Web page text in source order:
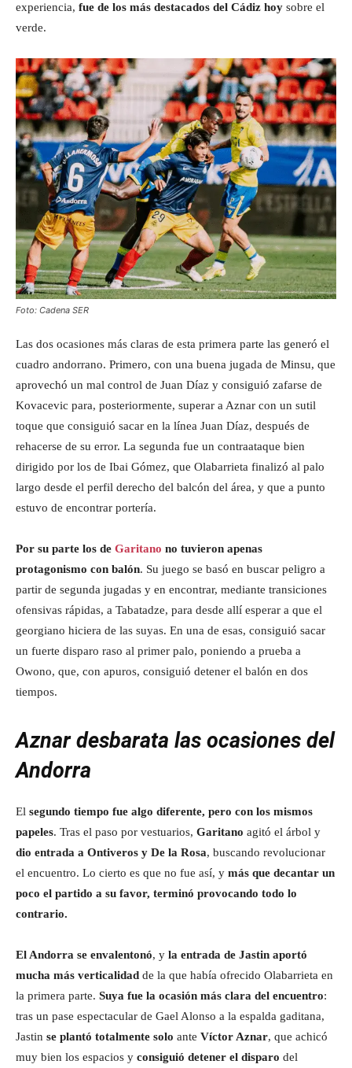
experiencia, fue de los más destacados del Cádiz hoy sobre el
verde.
Foto: Cadena SER
Las dos ocasiones más claras de esta primera parte las generó el
cuadro andorrano. Primero, con una buena jugada de Minsu, que
aprovechó un mal control de Juan Díaz y consiguió zafarse de
Kovacevic para, posteriormente, superar a Aznar con un sutil
toque que consiguió sacar en la línea Juan Díaz, después de
rehacerse de su error. La segunda fue un contraataque bien
dirigido por los de Ibai Gómez, que Olabarrieta finalizó al palo
largo desde el perfil derecho del balcón del área, y que a punto
estuvo de encontrar portería.
Por su parte los de Garitano no tuvieron apenas
protagonismo con balón. Su juego se basó en buscar peligro a
partir de segunda jugadas y en encontrar, mediante transiciones
ofensivas rápidas, a Tabatadze, para desde allí esperar a que el
georgiano hiciera de las suyas. En una de esas, consiguió sacar
un fuerte disparo raso al primer palo, poniendo a prueba a
Owono, que, con apuros, consiguió detener el balón en dos
tiempos.
Aznar desbarata las ocasiones del
Andorra
El segundo tiempo fue algo diferente, pero con los mismos
papeles. Tras el paso por vestuarios, Garitano agitó el árbol y
dio entrada a Ontiveros y De la Rosa, buscando revolucionar
el encuentro. Lo cierto es que no fue así, y más que decantar un
poco el partido a su favor, terminó provocando todo lo
contrario.
El Andorra se envalentonó, y la entrada de Jastin aportó
mucha más verticalidad de la que había ofrecido Olabarrieta en
la primera parte. Suya fue la ocasión más clara del encuentro:
tras un pase espectacular de Gael Alonso a la espalda gaditana,
Jastin se plantó totalmente solo ante Víctor Aznar, que achicó
muy bien los espacios y consiguió detener el disparo del